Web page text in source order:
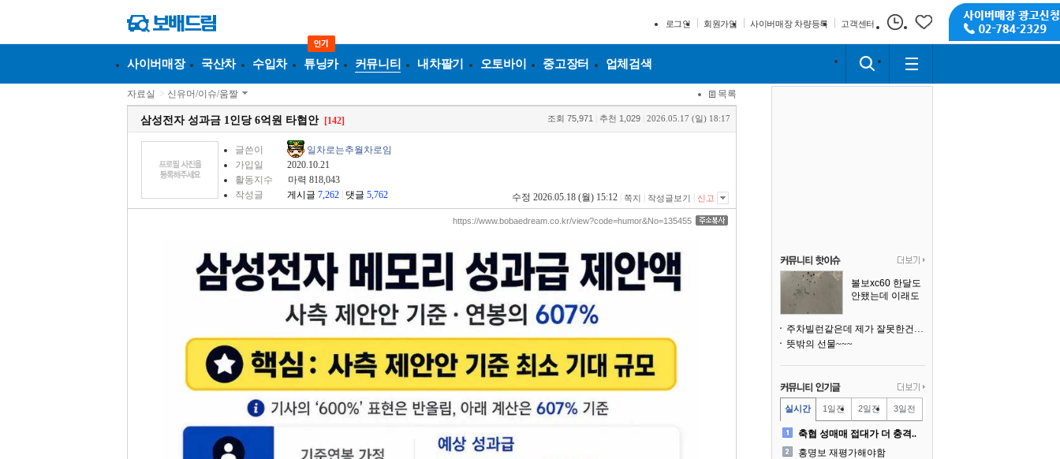
로그인 회원가입 사이버매장 차량등록 고객센터
사이버매장 국산차 수입차 튜닝카 커뮤니티 내차팔기 오토바이 중고장터 업체검색
자료실 > 신유머/이슈/움짤 목록
삼성전자 성과금 1인당 6억원 타협안 [142] 조회 75,971 추천 1,029 2026.05.17 (일) 18:17
글쓴이
일차로는추월차로임
가입일
2020.10.21
활동지수
마력 818,043
작성글
게시글 7,262 댓글 5,762 수정 2026.05.18 (월) 15:12 쪽지 작성글보기 신고
https://www.bobaedream.co.kr/view?code=humor&No=135455
볼보xc60 한달도
안됐는데 이래도
주차빌런같은데 제가 잘못한건가요
뜻밖의 선물~~~
실시간 1일전 2일전 3일전
축협 성매매 접대가 더 충격..
홍명보 재평가해야함